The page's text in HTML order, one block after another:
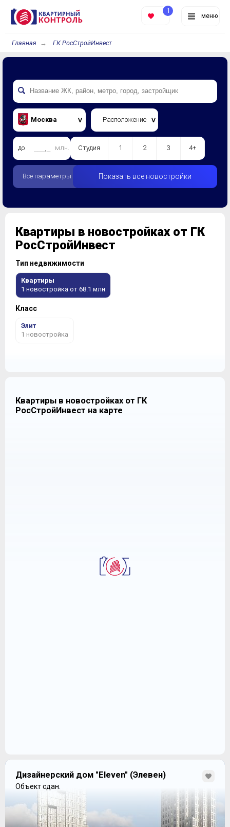
меню
1
Главная ГК РосСтройИнвест
Москва Расположение
до млн. Студия 1 2 3 4+
Все параметры Показать все новостройки
Квартиры в новостройках от ГК
РосСтройИнвест
Тип недвижимости
Квартиры
1 новостройка от 68.1 млн
Класс
Элит
1 новостройка
Квартиры в новостройках от ГК
РосСтройИнвест на карте
Дизайнерский дом "Eleven" (Элевен)
Объект сдан.